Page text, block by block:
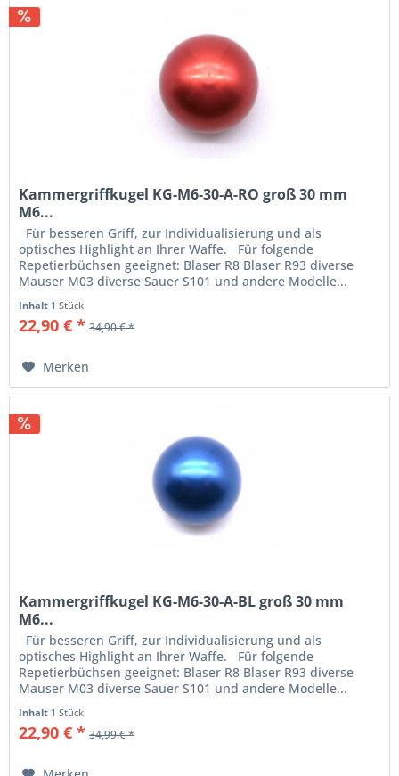
Kammergriffkugel KG-M6-30-A-RO groß 30 mm
M6...
Für besseren Griff, zur Individualisierung und als
optisches Highlight an Ihrer Waffe. Für folgende
Repetierbüchsen geeignet: Blaser R8 Blaser R93 diverse
Mauser M03 diverse Sauer S101 und andere Modelle...
Inhalt 1 Stück
22,90 € * 34,90 € *
Merken
Kammergriffkugel KG-M6-30-A-BL groß 30 mm
M6...
Für besseren Griff, zur Individualisierung und als
optisches Highlight an Ihrer Waffe. Für folgende
Repetierbüchsen geeignet: Blaser R8 Blaser R93 diverse
Mauser M03 diverse Sauer S101 und andere Modelle...
Inhalt 1 Stück
22,90 € * 34,99 € *